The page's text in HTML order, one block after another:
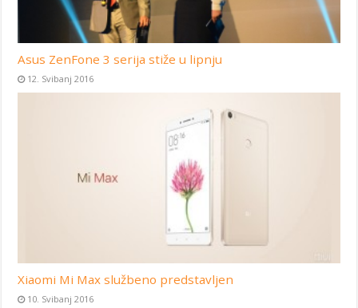
Asus ZenFone 3 serija stiže u lipnju
12. Svibanj 2016
Xiaomi Mi Max službeno predstavljen
10. Svibanj 2016